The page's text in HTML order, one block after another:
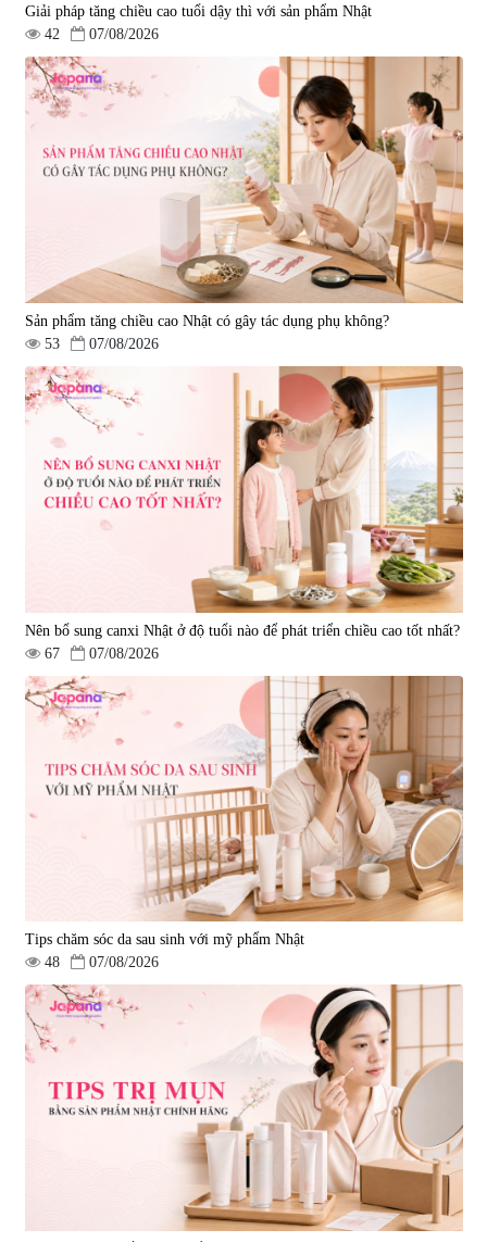
Giải pháp tăng chiều cao tuổi dậy thì với sản phẩm Nhật
42
07/08/2026
Sản phẩm tăng chiều cao Nhật có gây tác dụng phụ không?
53
07/08/2026
Nên bổ sung canxi Nhật ở độ tuổi nào để phát triển chiều cao tốt nhất?
67
07/08/2026
Tips chăm sóc da sau sinh với mỹ phẩm Nhật
48
07/08/2026